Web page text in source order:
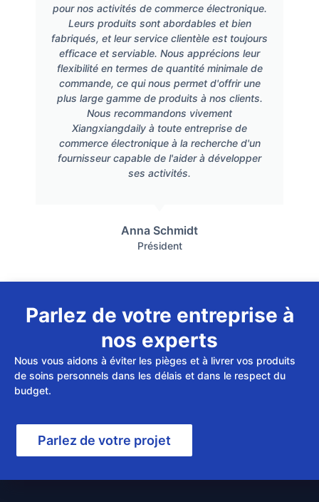
pour nos activités de commerce électronique.
Leurs produits sont abordables et bien
fabriqués, et leur service clientèle est toujours
efficace et serviable. Nous apprécions leur
flexibilité en termes de quantité minimale de
commande, ce qui nous permet d'offrir une
plus large gamme de produits à nos clients.
Nous recommandons vivement
Xiangxiangdaily à toute entreprise de
commerce électronique à la recherche d'un
fournisseur capable de l'aider à développer
ses activités.
Anna Schmidt
Président
Parlez de votre entreprise à
nos experts
Nous vous aidons à éviter les pièges et à livrer vos produits
de soins personnels dans les délais et dans le respect du
budget.
Parlez de votre projet